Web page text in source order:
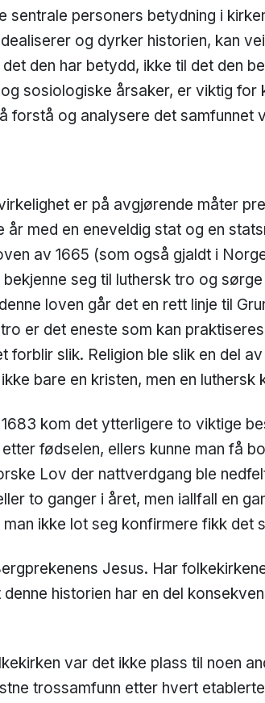
sentrale personers betydning i
og dyrker historien, kan
den har betydd, ikke til det den
sosiologiske årsaker, er viktig for
forstå og analysere det samfunnet
er på avgjørende måter
år med en eneveldig stat og en
av 1665 (som også gjaldt i
seg til luthersk tro og
loven går det en rett linje til
er det eneste som kan
forblir slik. Religion ble slik en del
bare en kristen, men en luthersk
kom det ytterligere to viktige
fødselen, ellers kunne man få
Lov der nattverdgang ble
to ganger i året, men iallfall en
ikke lot seg konfirmere fikk det
Jesus. Har
denne historien har en del
var det ikke plass til noen
trossamfunn etter hvert